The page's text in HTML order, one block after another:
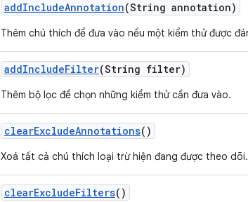
addIncludeAnnotation(String annotation)
Thêm chú thích để đưa vào nếu một kiểm thử được
addIncludeFilter(String filter)
Thêm bộ lọc để chọn những kiểm thử cần đưa vào.
clearExcludeAnnotations()
Xoá tất cả chú thích loại trừ hiện đang được theo dõi.
clearExcludeFilters()